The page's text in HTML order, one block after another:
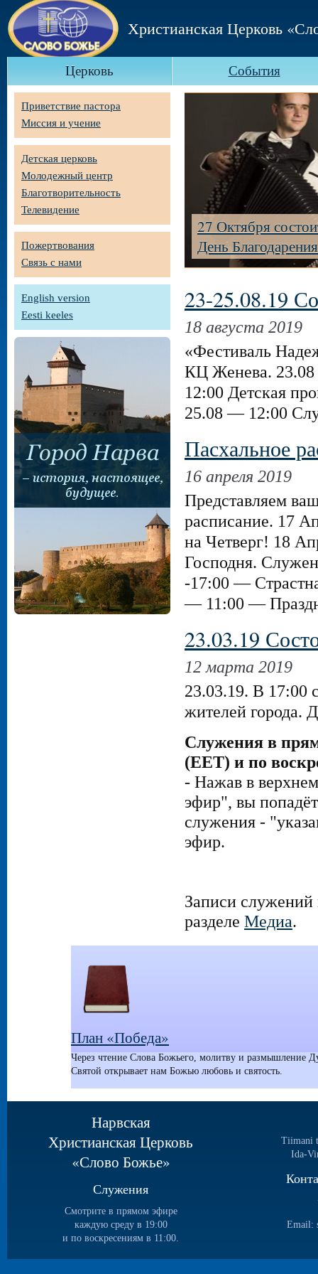
Христианская Церковь
Церковь События
Приветствие пастора
Миссия и учение
Детская церковь
Молодежный центр
Благотворительность
Телевидение
Пожертвования
Связь с нами
English version
Eesti keeles
27 Октября
День Благодарения
23-25.08.19
18 августа 2019
«Фестиваль
КЦ Женева.
12:00 Детская
25.08 — 12:00
Пасхальное
16 апреля 2019
Представляем
расписание. 17
на Четверг! 18
Господня.
-17:00 —
— 11:00 —
23.03.19
12 марта 2019
23.03.19. В 17:00
жителей города.
Служения в
(EET) и по
- Нажав в
эфир", вы
служения -
эфир.
Записи служений
разделе Медиа.
План «Победа»
Через чтение Слова Божьего, молитву и размышление
Святой открывает нам Божью любовь и святость.
Нарвская
Христианская Церковь
«Слово Божье»
Служения
Смотрите в прямом эфире
каждую среду в 19:00
и по воскресениям в 11:00.
Tiimani
Ida-
Email: